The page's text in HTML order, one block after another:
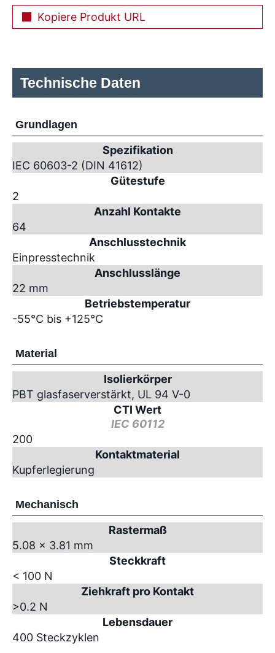
Kopiere Produkt URL
Technische Daten
Grundlagen
Spezifikation
IEC 60603-2 (DIN 41612)
Gütestufe
2
Anzahl Kontakte
64
Anschlusstechnik
Einpresstechnik
Anschlusslänge
22 mm
Betriebstemperatur
-55°C bis +125°C
Material
Isolierkörper
PBT glasfaserverstärkt, UL 94 V-0
CTI Wert
IEC 60112
200
Kontaktmaterial
Kupferlegierung
Mechanisch
Rastermaß
5.08 x 3.81 mm
Steckkraft
< 100 N
Ziehkraft pro Kontakt
>0.2 N
Lebensdauer
400 Steckzyklen